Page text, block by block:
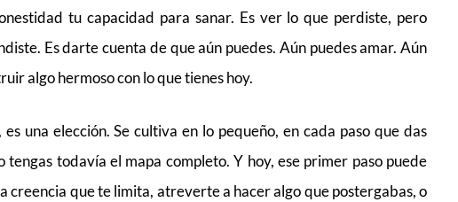
tu capacidad para sanar. Es ver lo que perdiste, pero
Es darte cuenta de que aún puedes. Aún puedes amar. Aún
algo hermoso con lo que tienes hoy.
una elección. Se cultiva en lo pequeño, en cada paso que das
tengas todavía el mapa completo. Y hoy, ese primer paso puede
creencia que te limita, atreverte a hacer algo que postergabas, o